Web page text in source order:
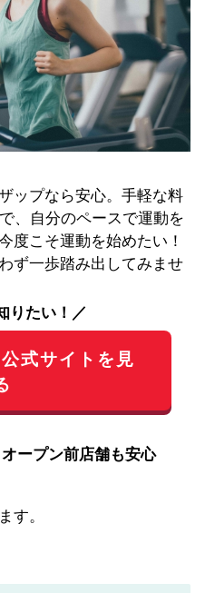
ップなら安心。手軽な料
、自分のペースで運動を
度こそ運動を始めたい！
ず一歩踏み出してみませ
りたい！／
式サイトを見
オープン前店舗も安心
す。